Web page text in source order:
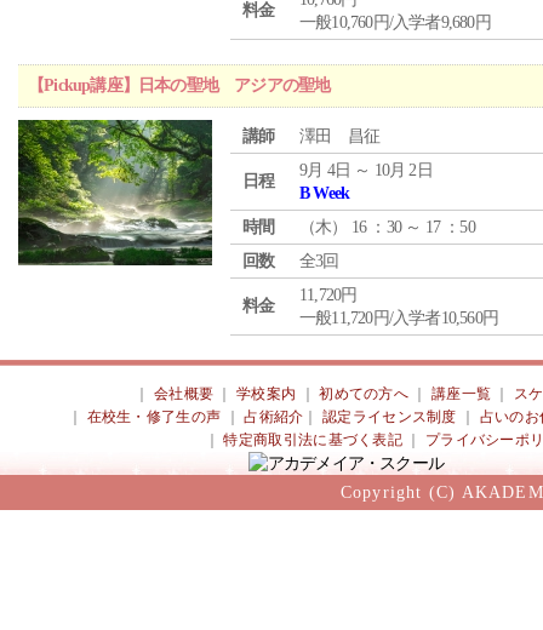
料金
一般10,760円/入学者9,680円
【Pickup講座】日本の聖地 アジアの聖地
講師 澤田 昌征
日程
9月 4日 ～ 10月 2日
B Week
時間
（木） 16 ：30 ～ 17 ：50
回数
全3回
料金
11,720円
一般11,720円/入学者10,560円
会社概要 ｜学校案内 ｜初めての方へ 講座一覧
ス
在校生・修了生の声 ｜占術紹介 ｜認定ライセンス制度
占いのお
｜特定商取引法に基づく表記 プライバシーポ
Copyright (C)